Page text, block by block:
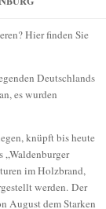
Hier finden Sie
Deutschlands
es wurden
knüpft bis heute
„Waldenburger
im Holzbrand,
werden. Der
August dem Starken